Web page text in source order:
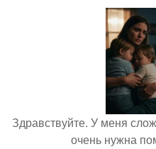
Здравствуйте. У меня
очень нужна